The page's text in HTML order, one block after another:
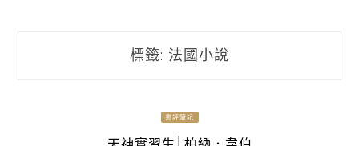
標籤: 法國小說
書評筆記